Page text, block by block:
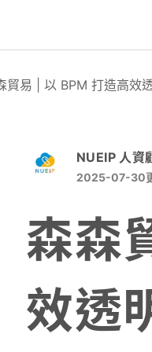
貿易 | 以 BPM 打造高效
NUEIP 人資
2025-07-30
森森
效透